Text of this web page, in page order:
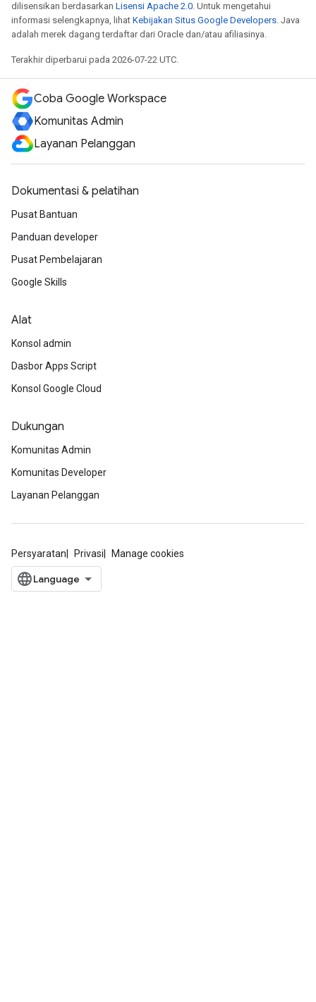
dilisensikan berdasarkan Lisensi Apache 2.0. Untuk mengetahui
informasi selengkapnya, lihat Kebijakan Situs Google Developers. Java
adalah merek dagang terdaftar dari Oracle dan/atau afiliasinya.
Terakhir diperbarui pada 2026-07-22 UTC.
Coba Google Workspace
Komunitas Admin
Layanan Pelanggan
Dokumentasi & pelatihan
Pusat Bantuan
Panduan developer
Pusat Pembelajaran
Google Skills
Alat
Konsol admin
Dasbor Apps Script
Konsol Google Cloud
Dukungan
Komunitas Admin
Komunitas Developer
Layanan Pelanggan
Persyaratan Privasi Manage cookies